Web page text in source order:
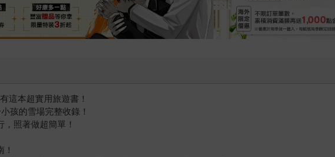
這本超實用旅遊書！
孩的雪場完整收錄！
照著做超簡單！